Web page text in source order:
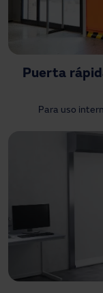
Puerta
Para uso